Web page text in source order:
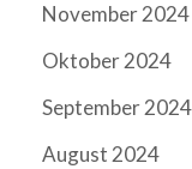
November 2024
Oktober 2024
September 2024
August 2024